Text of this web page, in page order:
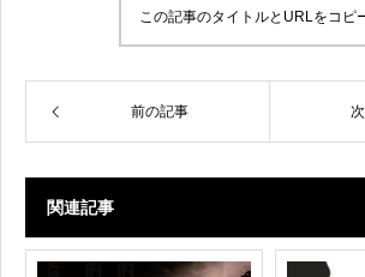
この記事のタイトルとURLをコピ
前の記事
関連記事